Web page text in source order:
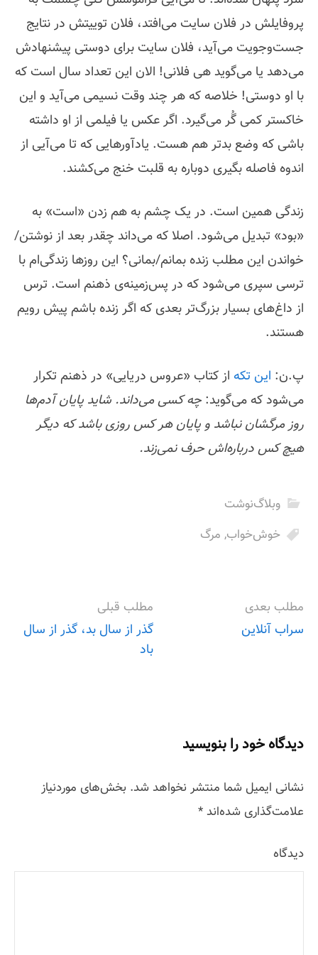
پروفایلش در فلان سایت می‌افتد، فلان توییتش در نتایج
جست‌و‌جویت می‌آید، فلان سایت برای دوستی پیشنهادش
می‌دهد یا می‌گوید هی فلانی! الان این تعداد سال است که
با او دوستی! خلاصه که هر چند وقت نسیمی می‌آید و این
خاکستر کمی گُر می‌گیرد. اگر عکس یا فیلمی از او داشته
باشی که وضع بدتر هم هست. یادآورهایی که تا می‌آیی از
اندوه فاصله بگیری دوباره به قلبت خنج می‌کشند.
زندگی همین است. در یک چشم به هم زدن «است» به
«بود» تبدیل می‌شود. اصلا که می‌داند چقدر بعد از نوشتن/
خواندن این مطلب زنده بمانم/بمانی؟ این روزها زندگی‌ام با
ترسی سپری می‌شود که در پس‌زمینه‌ی ذهنم است. ترس
از داغ‌های بسیار بزرگ‌تر بعدی که اگر زنده باشم پیش رویم
هستند.
پ.ن: این تکه از کتاب «عروس دریایی» در ذهنم تکرار
می‌شود که می‌گوید: چه کسی می‌داند. شاید پایان آدم‌ها
روز مرگشان نباشد و پایان هر کس روزی باشد که دیگر
هیچ کس درباره‌اش حرف نمی‌زند.
وبلاگ‌نوشت
خوش‌خواب, مرگ
s
n
v
مطلب قبلی
گذر از سال بد، گذر از سال
باد
مطلب بعدی
سراب آنلاین
دیدگاه خود را بنویسید
نشانی ایمیل شما منتشر نخواهد شد. بخش‌های موردنیاز
علامت‌گذاری شده‌اند *
دیدگاه